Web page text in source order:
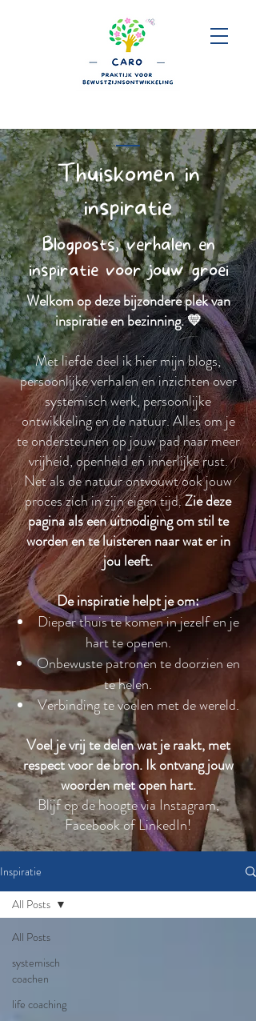
Thuiskomen in
inspiratie
Blogposts, verhalen en
inspiratie voor jouw groei
Welkom op deze bijzondere plek van
inspiratie en bezinning. 💛
Met liefde deel ik hier mijn blogs,
persoonlijke verhalen en inzichten over
systemisch werk, persoonlijke
ontwikkeling en de natuur. Alles om je
te ondersteunen op jouw pad naar meer
vrijheid, openheid en innerlijke rust.
Net als de natuur ontvouwt ook jouw
proces zich in zijn eigen tijd.Zie deze
pagina als een uitnodiging om stil te
worden en te luisteren naar wat er in
jou leeft.
De inspiratie helpt je om:
Dieper thuis te komen in jezelf en je
hart te openen.
Onbewuste patronen te doorzien en
te helen.
Verbinding te voelen met de wereld.
Voel je vrij te delen wat je raakt, met
respect voor de bron. Ik ontvang jouw
woorden met open hart.
Blijf op de hoogte via Instagram,
Facebook of LinkedIn!
Inspiratie
All Posts
systemisch
coachen
life coaching
All Posts